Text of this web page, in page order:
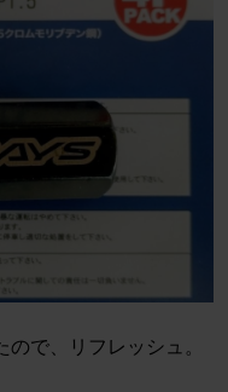
で、リフレッシュ。